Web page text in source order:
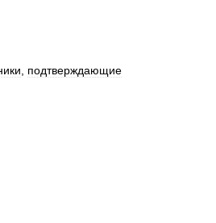
подтверждающие